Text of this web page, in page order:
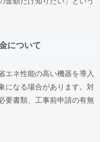
について
エネ性能の高い機器を導入
になる場合があります。対
要書類、工事前申請の有無